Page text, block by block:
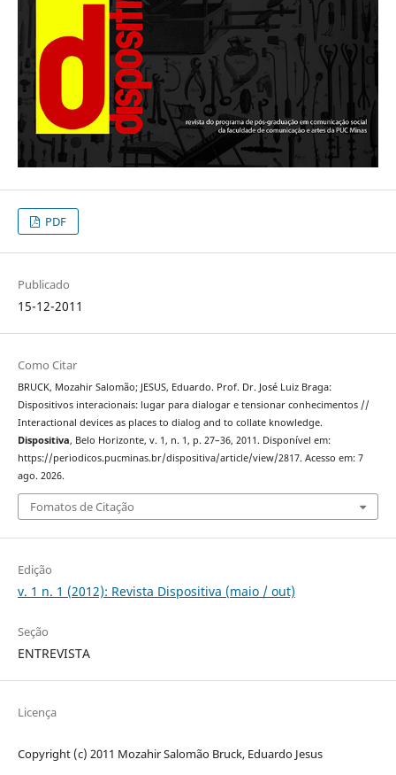
PDF
Publicado
15-12-2011
Como Citar
BRUCK, Mozahir Salomão; JESUS, Eduardo. Prof. Dr. José Luiz Braga:
Dispositivos interacionais: lugar para dialogar e tensionar conhecimentos //
Interactional devices as places to dialog and to collate knowledge.
Dispositiva, Belo Horizonte, v. 1, n. 1, p. 27–36, 2011. Disponível em:
https://periodicos.pucminas.br/dispositiva/article/view/2817. Acesso em: 7
ago. 2026.
Fomatos de Citação
Edição
v. 1 n. 1 (2012): Revista Dispositiva (maio / out)
Seção
ENTREVISTA
Licença
Copyright (c) 2011 Mozahir Salomão Bruck, Eduardo Jesus